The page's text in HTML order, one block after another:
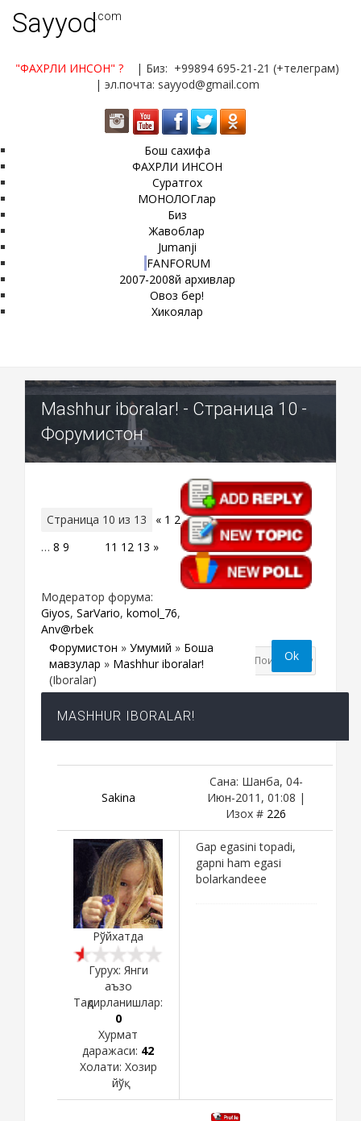
Sayyod.com
"ФАХРЛИ ИНСОН" ?
| Биз: +99894 695-21-21 (+телеграм)
| эл.почта: sayyod@gmail.com
Бош сахифа
ФАХРЛИ ИНСОН
Суратгох
МОНОЛОГлар
Биз
Жавоблар
Jumanji
FANFORUM
2007-2008й архивлар
Овоз бер!
Хикоялар
Mashhur iboralar! - Страница 10 -
Форумистон
Страница 10 из 13 « 1 2
… 8 9 11 12 13 »
Модератор форума:
Giyos, SarVario, komol_76,
Anv@rbek
Форумистон » Умумий » Бошқа
мавзулар » Mashhur iboralar!
(Iboralar)
MASHHUR IBORALAR!
Sakina
Сана: Шанба, 04-
Июн-2011, 01:08 |
Изох # 226
Рўйхатда
Гурух: Янги
аъзо
Тақдирланишлар:
0
Хурмат
даражаси: 42
Холати: Хозир
йўқ
Gap egasini topadi,
gapni ham egasi
bolarkandeee